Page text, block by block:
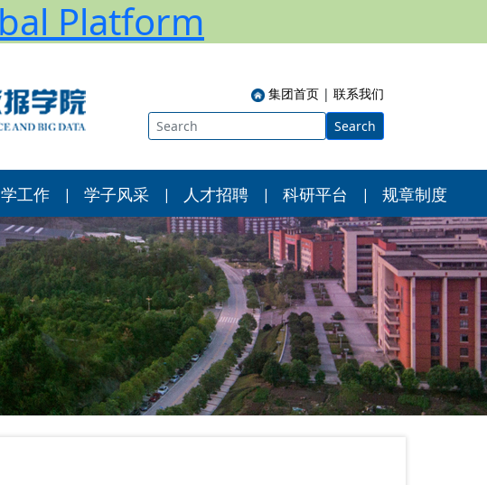
Platform
集团首页 | 联系我们
Search
工作 | 学子风采 | 人才招聘 | 科研平台 | 规章制度